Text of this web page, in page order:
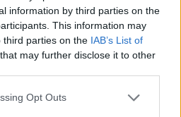
information by third parties on the
This information may
third parties on the IAB’s List of
that may further disclose it to other
app uses one or more Google
Opt Outs